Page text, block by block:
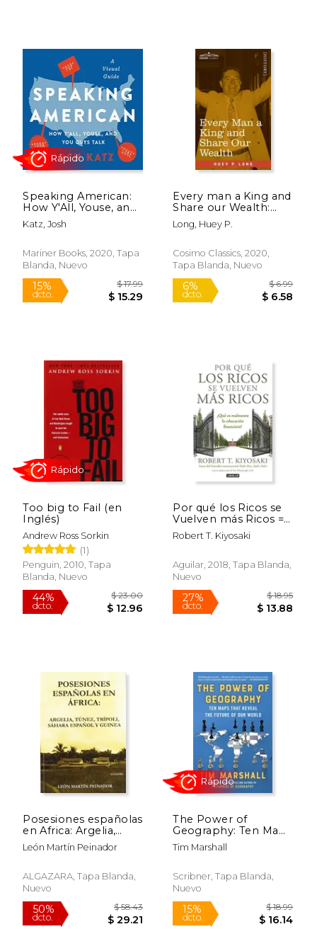
50%
dcto.
$ 147.86
$ 73.93
50%
dcto.
$
$
Speaking American:
How Y'All, Youse, and
you Guys Talk: A
Visual Guide (en
Katz, Josh
Mariner Books, 2020, Tapa
Blanda, Nuevo
15%
Rápido
Every man a King and
Share our Wealth:
Two Huey Long
Speeches (en Inglés)
Long, Huey P.
Cosimo Classics, 2020,
Tapa Blanda, Nuevo
6%
dcto.
Too big to Fail (en
Inglés)
Andrew Ross Sorkin
(1)
Penguin, 2010, Tapa
Blanda, Nuevo
Por qué los Ricos se
Vuelven más Ricos =
why the Rich are
Getting Richer
Robert T. Kiyosaki
Aguilar, 2018, Tapa Blanda,
Nuevo
Posesiones españolas
en Africa: Argelia,
Túnez, Trípoli, sahara
español y Guinea
León Martín Peinador
ALGAZARA, Tapa Blanda,
Nuevo
The Power of
Geography: Ten Maps
That Reveal the
Future of our World
(en Inglés)
Tim Marshall
Scribner, Tapa Blanda,
Nuevo